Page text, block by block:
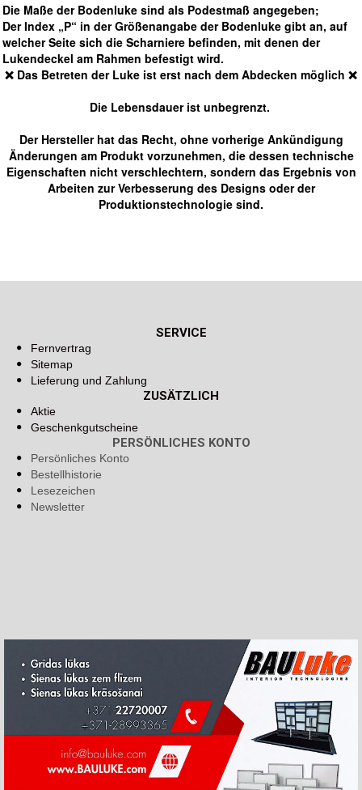
Die Maße der Bodenluke sind als Podestmaß angegeben;
Der Index „P“ in der Größenangabe der Bodenluke gibt an, auf
welcher Seite sich die Scharniere befinden, mit denen der
Lukendeckel am Rahmen befestigt wird.
❌ Das Betreten der Luke ist erst nach dem Abdecken möglich ❌
Die Lebensdauer ist unbegrenzt.
Der Hersteller hat das Recht, ohne vorherige Ankündigung
Änderungen am Produkt vorzunehmen, die dessen technische
Eigenschaften nicht verschlechtern, sondern das Ergebnis von
Arbeiten zur Verbesserung des Designs oder der
Produktionstechnologie sind.
SERVICE
Fernvertrag
Sitemap
Lieferung und Zahlung
ZUSÄTZLICH
Aktie
Geschenkgutscheine
PERSÖNLICHES KONTO
Persönliches Konto
Bestellhistorie
Lesezeichen
Newsletter